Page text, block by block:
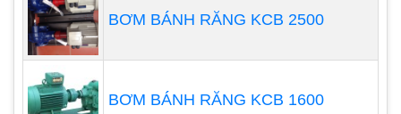
bơm tối ưu, giúp bơm có hiệu suất cao, lưu lượng
và áp lực bơm ổn định. Bơm được trang bị động cơ
mạnh mẽ, giúp bơm hoạt động bền bỉ và hiệu quả.
BƠM BÁNH RĂNG KCB 2500
BƠM BÁNH RĂNG KCB 1600